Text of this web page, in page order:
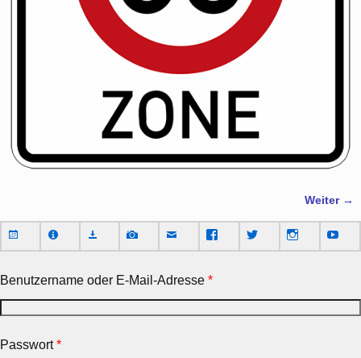
Bilder-Navigation
Weiter →
Benutzername oder E-Mail-Adresse *
Passwort*